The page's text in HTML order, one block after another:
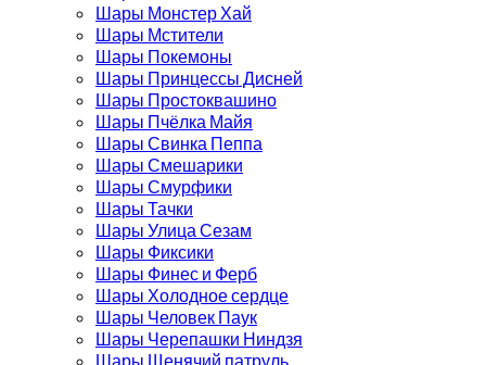
Шары Монстер Хай
Шары Мстители
Шары Покемоны
Шары Принцессы Дисней
Шары Простоквашино
Шары Пчёлка Майя
Шары Свинка Пеппа
Шары Смешарики
Шары Смурфики
Шары Тачки
Шары Улица Сезам
Шары Фиксики
Шары Финес и Ферб
Шары Холодное сердце
Шары Человек Паук
Шары Черепашки Ниндзя
Шары Щенячий патруль